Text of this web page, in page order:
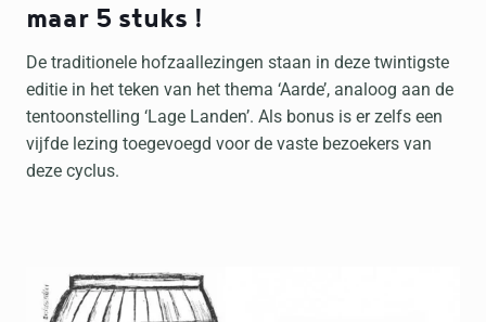
maar 5 stuks !
De traditionele hofzaallezingen staan in deze twintigste
editie in het teken van het thema ‘Aarde’, analoog aan de
tentoonstelling ‘Lage Landen’. Als bonus is er zelfs een
vijfde lezing toegevoegd voor de vaste bezoekers van
deze cyclus.